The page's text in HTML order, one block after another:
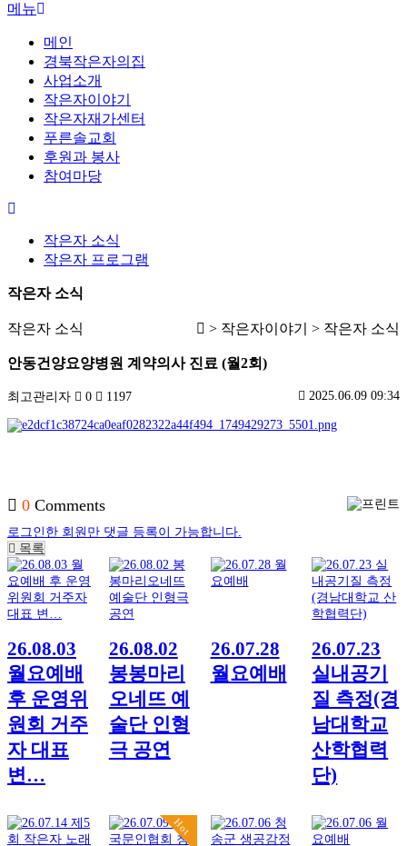
메뉴
메인
경북작은자의집
사업소개
작은자이야기
작은자재가센터
푸른솔교회
후원과 봉사
참여마당
작은자 소식
작은자 프로그램
작은자 소식
> 작은자이야기 > 작은자 소식
작은자 소식
안동건양요양병원 계약의사 진료 (월2회)
최고관리자 0 1197 2025.06.09 09:34
0 Comments
로그인한 회원만 댓글 등록이 가능합니다.
목록
26.08.03
월요예배
후 운영위
원회 거주
자 대표
변…
26.08.02
봉봉마리
오네뜨 예
술단 인형
극 공연
26.07.28
월요예배
26.07.23
실내공기
질 측정(경
남대학교
산학협력
단)
Hot